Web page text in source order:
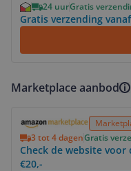
24 uurGratis
Gratis verzending
Marketplace aanbod
3 tot 4 dagenGratis
Check de website
€20,-